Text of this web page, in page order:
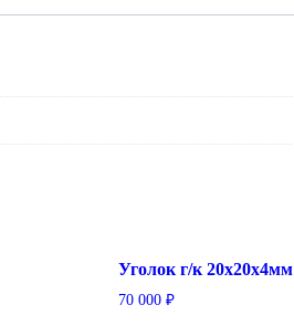
Уголок г/к 20x20x4мм
70 000 ₽